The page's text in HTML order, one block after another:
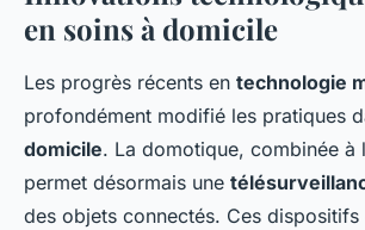
en soins à domicile
Les progrès récents en technologie
profondément modifié les pratiques
domicile. La domotique, combinée à
permet désormais une
des objets connectés. Ces